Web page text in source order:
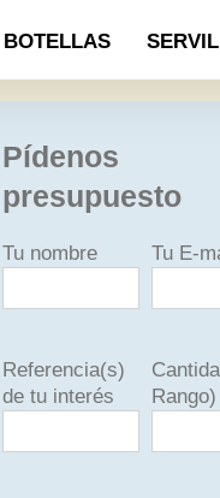
BOTELLAS
Pídenos
presupuesto
Tu nombre Tu E-
Referencia(s)
de tu interés
Rango)